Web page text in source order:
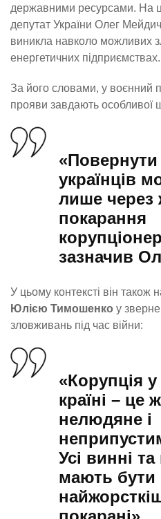
державними ресурсами. На
депутат України Олег
виникла навколо можливих
енергетичних підприємствах.
За його словами, у воєнний
прояви завдають особливої
«Повернути
українців
лише через
покарання
зазначив
У цьому контексті він також
Юлією Тимошенко у
зловживань під час війни:
«Корупція
країні – це
нелюдяне і
Усі винні
мають бути